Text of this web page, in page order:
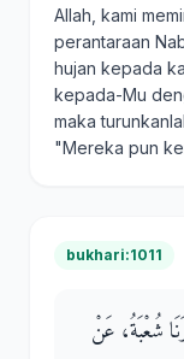
Allah, kami
perantaraan
hujan kepada
kepada-Mu
maka
"Mereka pun
bukhari:1011
شُعْبَةُ، عَنْ